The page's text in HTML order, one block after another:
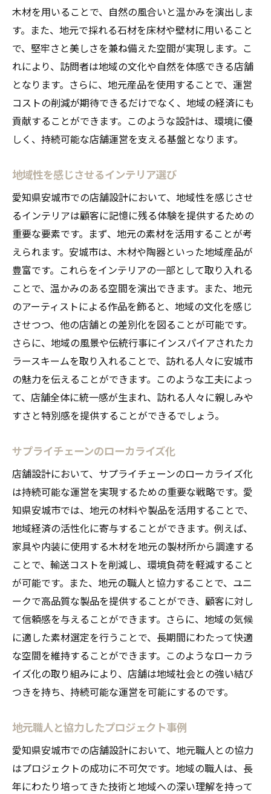
木材を用いることで、自然の風合いと温かみを演出しま
す。また、地元で採れる石材を床材や壁材に用いること
で、堅牢さと美しさを兼ね備えた空間が実現します。こ
れにより、訪問者は地域の文化や自然を体感できる店舗
となります。さらに、地元産品を使用することで、運営
コストの削減が期待できるだけでなく、地域の経済にも
貢献することができます。このような設計は、環境に優
しく、持続可能な店舗運営を支える基盤となります。
地域性を感じさせるインテリア選び
愛知県安城市での店舗設計において、地域性を感じさせ
るインテリアは顧客に記憶に残る体験を提供するための
重要な要素です。まず、地元の素材を活用することが考
えられます。安城市は、木材や陶器といった地域産品が
豊富です。これらをインテリアの一部として取り入れる
ことで、温かみのある空間を演出できます。また、地元
のアーティストによる作品を飾ると、地域の文化を感じ
させつつ、他の店舗との差別化を図ることが可能です。
さらに、地域の風景や伝統行事にインスパイアされたカ
ラースキームを取り入れることで、訪れる人々に安城市
の魅力を伝えることができます。このような工夫によっ
て、店舗全体に統一感が生まれ、訪れる人々に親しみや
すさと特別感を提供することができるでしょう。
サプライチェーンのローカライズ化
店舗設計において、サプライチェーンのローカライズ化
は持続可能な運営を実現するための重要な戦略です。愛
知県安城市では、地元の材料や製品を活用することで、
地域経済の活性化に寄与することができます。例えば、
家具や内装に使用する木材を地元の製材所から調達する
ことで、輸送コストを削減し、環境負荷を軽減すること
が可能です。また、地元の職人と協力することで、ユニ
ークで高品質な製品を提供することができ、顧客に対し
て信頼感を与えることができます。さらに、地域の気候
に適した素材選定を行うことで、長期間にわたって快適
な空間を維持することができます。このようなローカラ
イズ化の取り組みにより、店舗は地域社会との強い結び
つきを持ち、持続可能な運営を可能にするのです。
地元職人と協力したプロジェクト事例
愛知県安城市での店舗設計において、地元職人との協力
はプロジェクトの成功に不可欠です。地域の職人は、長
年にわたり培ってきた技術と地域への深い理解を持って